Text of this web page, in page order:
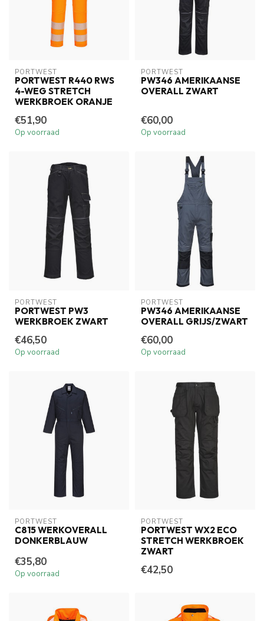
PORTWEST
PORTWEST R440 RWS
4-WEG STRETCH
WERKBROEK ORANJE
€51,90
Op voorraad
PORTWEST
PW346 AMERIKAANSE
OVERALL ZWART
€60,00
Op voorraad
PORTWEST
PORTWEST PW3
WERKBROEK ZWART
€46,50
Op voorraad
PORTWEST
PW346 AMERIKAANSE
OVERALL GRIJS/ZWART
€60,00
Op voorraad
PORTWEST
C815 WERKOVERALL
DONKERBLAUW
€35,80
Op voorraad
PORTWEST
PORTWEST WX2 ECO
STRETCH WERKBROEK
ZWART
€42,50